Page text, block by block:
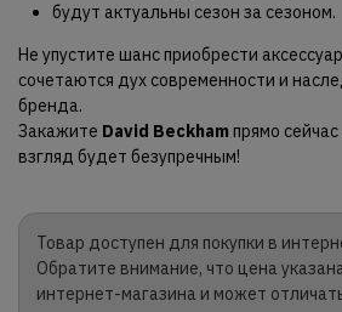
будут актуальны сезон за сезоном.
Не упустите шанс приобрести
сочетаются дух современности и
бренда.
Закажите David Beckham прямо
взгляд будет безупречным!
Товар доступен для покупки в
Обратите внимание, что цена
интернет-магазина и может